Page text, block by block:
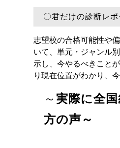
〇君だけの診断レ
志望校の合格可能性や
いて、 単元・ジャンル
示し、今やるべきこと
り現在位置がわかり、
～ 実際に全
方の声～